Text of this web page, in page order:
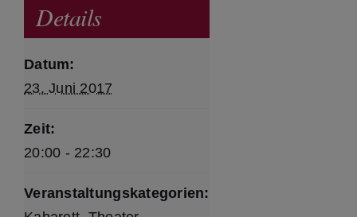
Details
Datum:
23. Juni 2017
Zeit:
20:00 - 22:30
Veranstaltungskategorien: